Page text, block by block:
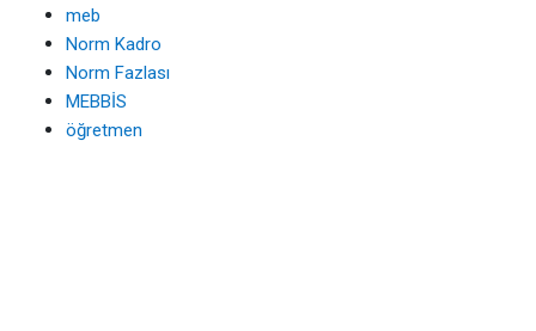
meb
Norm Kadro
Norm Fazlası
MEBBİS
öğretmen